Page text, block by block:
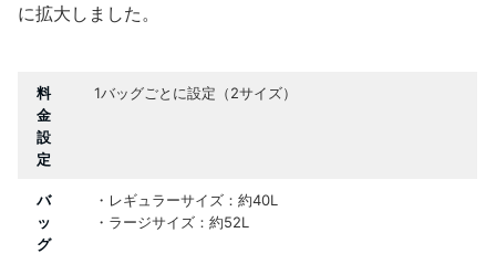
に拡大しました。
料
金
設
定
1バッグごとに設定（2サイズ）
バ
ッ
グ
・レギュラーサイズ：約40L
・ラージサイズ：約52L